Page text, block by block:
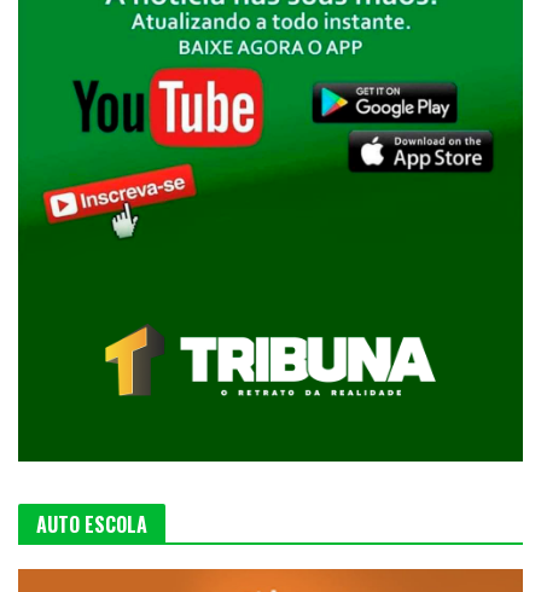
AUTO ESCOLA